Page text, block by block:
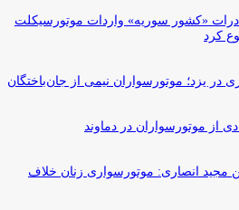
«کشور سوریه» واردات موتورسیکلت
یزد؛ موتورسواران نیمی از جان‌باختگان
از موتورسواران در دماوند
مجید انصاری: موتورسواری زنان خلاف